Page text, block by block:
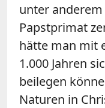
unter
Papstprimat
hätte man mit
1.000 Jahren
beilegen
Naturen in